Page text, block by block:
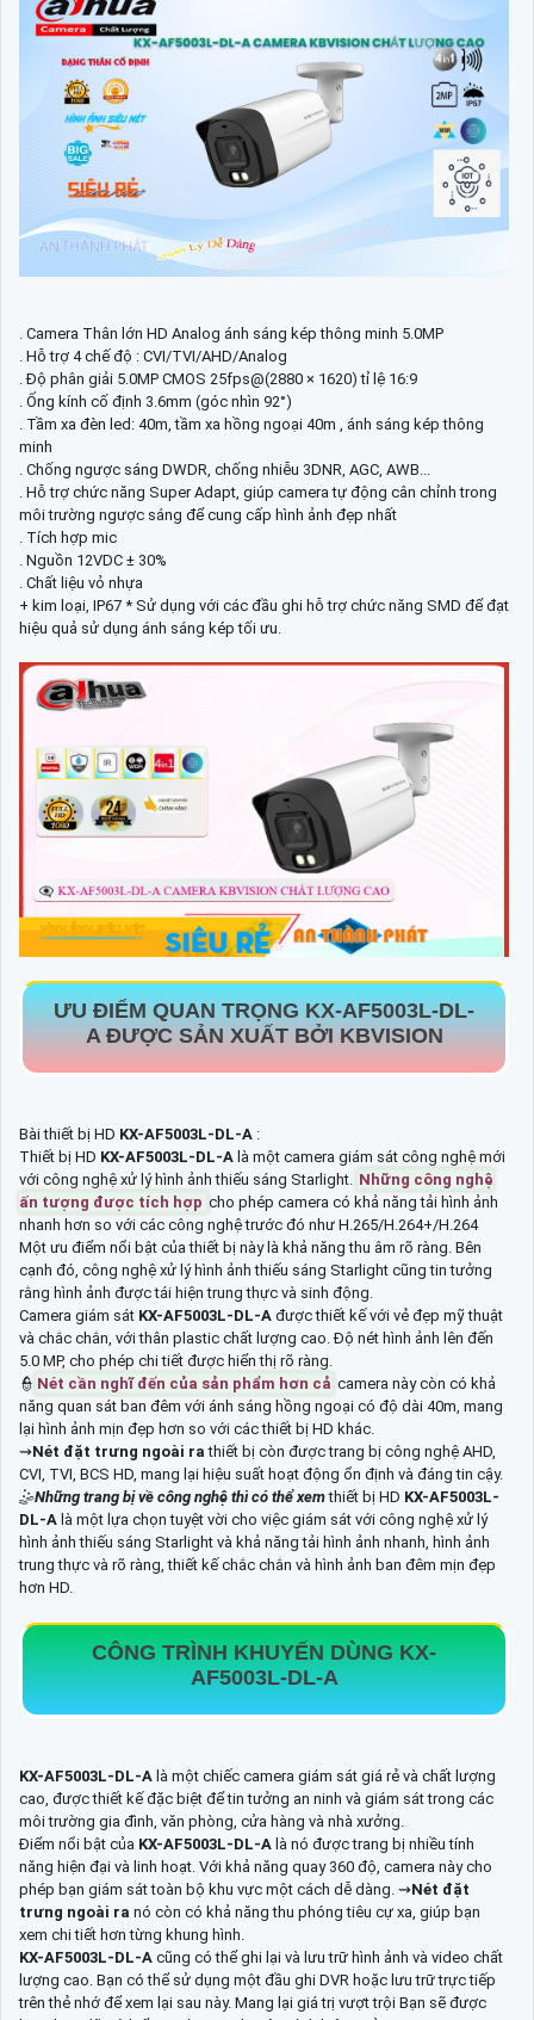
. Camera Thân lớn HD Analog ánh sáng kép thông minh 5.0MP
. Hỗ trợ 4 chế độ : CVI/TVI/AHD/Analog
. Độ phân giải 5.0MP CMOS 25fps@(2880 × 1620) tỉ lệ 16:9
. Ống kính cố định 3.6mm (góc nhìn 92°)
. Tầm xa đèn led: 40m, tầm xa hồng ngoại 40m , ánh sáng kép thông
minh
. Chống ngược sáng DWDR, chống nhiễu 3DNR, AGC, AWB...
. Hỗ trợ chức năng Super Adapt, giúp camera tự động cân chỉnh trong
môi trường ngược sáng để cung cấp hình ảnh đẹp nhất
. Tích hợp mic
. Nguồn 12VDC ± 30%
. Chất liệu vỏ nhựa
+ kim loại, IP67 * Sử dụng với các đầu ghi hỗ trợ chức năng SMD để đạt
hiệu quả sử dụng ánh sáng kép tối ưu.
ƯU ĐIỂM QUAN TRỌNGKX-AF5003L-DL-
AĐƯỢC SẢN XUẤT BỞI KBVISION
Bài thiết bị HD KX-AF5003L-DL-A :
Thiết bị HD KX-AF5003L-DL-A là một camera giám sát công nghệ mới
với công nghệ xử lý hình ảnh thiếu sáng Starlight. Những công nghệ
ấn tượng được tích hợp cho phép camera có khả năng tải hình ảnh
nhanh hơn so với các công nghệ trước đó như H.265/H.264+/H.264
Một ưu điểm nổi bật của thiết bị này là khả năng thu âm rõ ràng. Bên
cạnh đó, công nghệ xử lý hình ảnh thiếu sáng Starlight cũng tin tưởng
rằng hình ảnh được tái hiện trung thực và sinh động.
Camera giám sát KX-AF5003L-DL-A được thiết kế với vẻ đẹp mỹ thuật
và chắc chắn, với thân plastic chất lượng cao. Độ nét hình ảnh lên đến
5.0 MP, cho phép chi tiết được hiển thị rõ ràng.
👮 Nét cần nghĩ đến của sản phẩm hơn cả camera này còn có khả
năng quan sát ban đêm với ánh sáng hồng ngoại có độ dài 40m, mang
lại hình ảnh mịn đẹp hơn so với các thiết bị HD khác.
⇝Nét đặt trưng ngoài rathiết bị còn được trang bị công nghệ AHD,
CVI, TVI, BCS HD, mang lại hiệu suất hoạt động ổn định và đáng tin cậy.
🤹Những trang bị về công nghệ thì có thể xemthiết bị HD KX-AF5003L-
DL-A là một lựa chọn tuyệt vời cho việc giám sát với công nghệ xử lý
hình ảnh thiếu sáng Starlight và khả năng tải hình ảnh nhanh, hình ảnh
trung thực và rõ ràng, thiết kế chắc chắn và hình ảnh ban đêm mịn đẹp
hơn HD.
CÔNG TRÌNH KHUYẾN DÙNGKX-
AF5003L-DL-A
KX-AF5003L-DL-A là một chiếc camera giám sát giá rẻ và chất lượng
cao, được thiết kế đặc biệt để tin tưởng an ninh và giám sát trong các
môi trường gia đình, văn phòng, cửa hàng và nhà xưởng.
Điểm nổi bật của KX-AF5003L-DL-A là nó được trang bị nhiều tính
năng hiện đại và linh hoạt. Với khả năng quay 360 độ, camera này cho
phép bạn giám sát toàn bộ khu vực một cách dễ dàng. ⇝Nét đặt
trưng ngoài ra nó còn có khả năng thu phóng tiêu cự xa, giúp bạn
xem chi tiết hơn từng khung hình.
KX-AF5003L-DL-A cũng có thể ghi lại và lưu trữ hình ảnh và video chất
lượng cao. Bạn có thể sử dụng một đầu ghi DVR hoặc lưu trữ trực tiếp
trên thẻ nhớ để xem lại sau này. Mang lại giá trị vượt trội Bạn sẽ được